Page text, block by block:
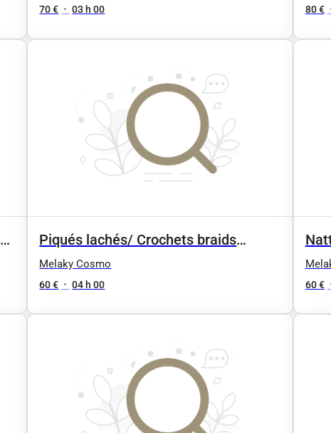
70 € • 03 h 00 80 €
Piqués lachés/ Crochets braids
(Court)
Melaky Cosmo
60 € • 04 h 00 60 €